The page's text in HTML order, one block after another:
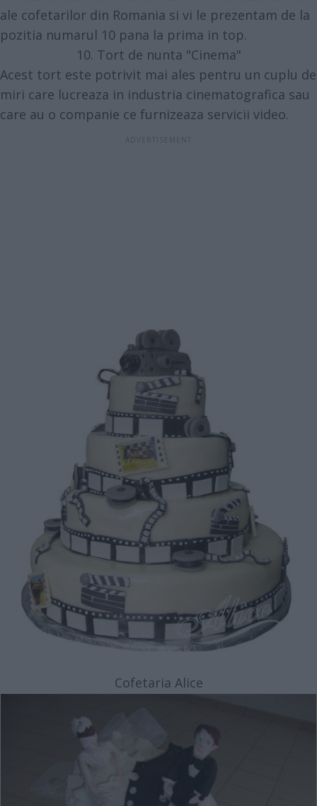
ale cofetarilor din Romania si vi le prezentam de la
pozitia numarul 10 pana la prima in top.
10. Tort de nunta "Cinema"
Acest tort este potrivit mai ales pentru un cuplu de
miri care lucreaza in industria cinematografica sau
care au o companie ce furnizeaza servicii video.
Cofetaria Alice